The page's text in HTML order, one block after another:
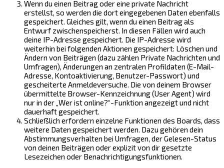
Wenn du einen Beitrag oder eine private Nachricht
erstellst, so werden die dort eingegebenen Daten ebenfalls
gespeichert. Gleiches gilt, wenn du einen Beitrag als
Entwurf zwischenspeicherst. In diesen Fällen wird auch
deine IP-Adresse gespeichert. Die IP-Adresse wird
weiterhin bei folgenden Aktionen gespeichert: Löschen und
Ändern von Beiträgen (dazu zählen Private Nachrichten und
Umfragen), Änderungen an zentralen Profildaten (E-Mail-
Adresse, Kontoaktivierung, Benutzer-Passwort) und
gescheiterte Anmeldeversuche. Die von deinem Browser
übermittelte Browser-Kennzeichnung (User Agent) wird
nur in der „Wer ist online?“-Funktion angezeigt und nicht
dauerhaft gespeichert.
Schließlich erfordern einzelne Funktionen des Boards, dass
weitere Daten gespeichert werden. Dazu gehören dein
Abstimmungsverhalten bei Umfragen, der Gelesen-Status
von deinen Beiträgen oder explizit von dir gesetzte
Lesezeichen oder Benachrichtigungsfunktionen.